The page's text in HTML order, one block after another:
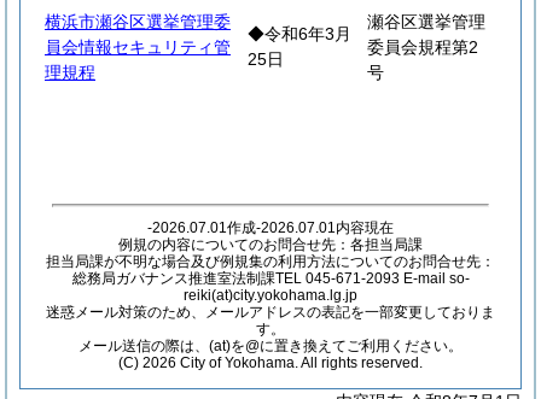
横浜市瀬谷区選挙管理委
員会情報セキュリティ管
理規程
◆令和6年3月
25日
瀬谷区選挙管理
委員会規程第2
号
-2026.07.01作成-2026.07.01内容現在
例規の内容についてのお問合せ先：各担当局課
担当局課が不明な場合及び例規集の利用方法についてのお問合せ先：
総務局ガバナンス推進室法制課TEL 045-671-2093 E-mail so-
reiki(at)city.yokohama.lg.jp
迷惑メール対策のため、メールアドレスの表記を一部変更しておりま
す。
メール送信の際は、(at)を@に置き換えてご利用ください。
(C) 2026 City of Yokohama. All rights reserved.